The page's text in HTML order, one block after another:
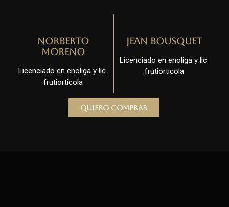
Norberto
Moreno
Licenciado en enoliga y lic.
frutiorticola
Jean Bousquet
Licenciado en enoliga y lic.
frutiorticola
Quiero comprar